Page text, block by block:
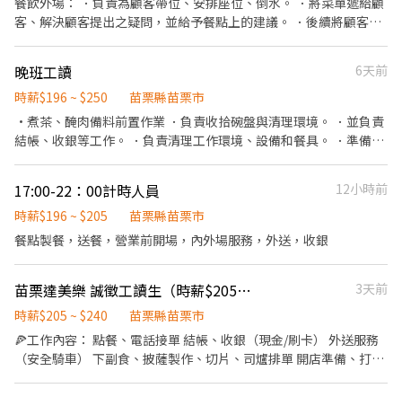
所需要的食材。 ．協助測量食材的容量與重量。 ．負責擺盤、打包
客、解決顧客提出之疑問，並給予餐點上的建議。 ．後續將顧客點
負責結帳、收銀等工作。 餐飲內場： ．擔任廚師的助手，處理烹飪
前與烹飪中之準備工作與其他餐廳相關事務。 ．負責洗、剝、削、
切各種食材。 ．負責清理工作環境、設備和餐具。 ．準備不同餐點
所需要的食材。 ．協助測量食材的容量與重量。 ．負責擺盤、打包
晚班工讀
6天前
時薪$196 ~ $250
苗栗縣苗栗市
·煮茶、醃肉備料前置作業 ．負責收拾碗盤與清理環境。 ．並負責
結帳、收銀等工作。 ．負責清理工作環境、設備和餐具。 ．準備不
17:00-22：00計時人員
12小時前
時薪$196 ~ $205
苗栗縣苗栗市
餐點製餐，送餐，營業前開場，內外場服務，外送，收銀
苗栗達美樂 誠徵工讀生（時薪$205起）
3天前
時薪$205 ~ $240
苗栗縣苗栗市
🍕工作內容： 點餐、電話接單 結帳、收銀（現金/刷卡） 外送服務
（安全騎車） 下副食、披薩製作、切片、司爐排單 開店準備、打烊